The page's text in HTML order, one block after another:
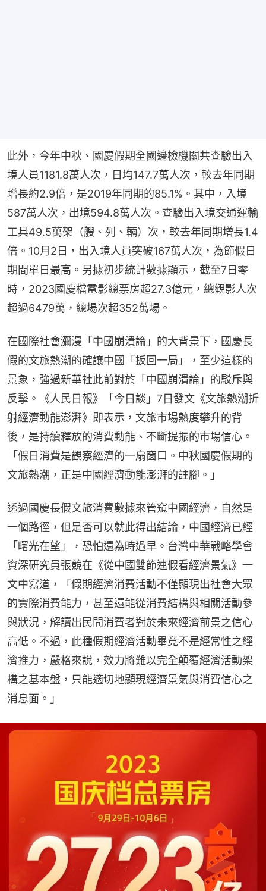
此外，今年中秋、國慶假期全國邊檢機關共查驗出入
境人員1181.8萬人次，日均147.7萬人次，較去年同期
增長約2.9倍，是2019年同期的85.1%。其中，入境
587萬人次，出境594.8萬人次。查驗出入境交通運輸
工具49.5萬架（艘、列、輛）次，較去年同期增長1.4
倍。10月2日，出入境人員突破167萬人次，為節假日
期間單日最高。另據初步統計數據顯示，截至7日零
時，2023國慶檔電影總票房超27.3億元，總觀影人次
超過6479萬，總場次超352萬場。
在國際社會瀰漫「中國崩潰論」的大背景下，國慶長
假的文旅熱潮的確讓中國「扳回一局」，至少這樣的
景象，強過新華社此前對於「中國崩潰論」的駁斥與
反擊。《人民日報》「今日談」7日發文《文旅熱潮折
射經濟動能澎湃》即表示，文旅市場熱度攀升的背
後，是持續釋放的消費動能、不斷提振的市場信心。
「假日消費是觀察經濟的一扇窗口。中秋國慶假期的
文旅熱潮，正是中國經濟動能澎湃的註腳。」
透過國慶長假文旅消費數據來管窺中國經濟，自然是
一個路徑，但是否可以就此得出結論，中國經濟已經
「曙光在望」，恐怕還為時過早。台灣中華戰略學會
資深研究員張競在《從中國雙節連假看經濟景氣》一
文中寫道，「假期經濟消費活動不僅顯現出社會大眾
的實際消費能力，甚至還能從消費結構與相關活動參
與狀況，解讀出民間消費者對於未來經濟前景之信心
高低。不過，此種假期經濟活動畢竟不是經常性之經
濟推力，嚴格來說，效力將難以完全顛覆經濟活動架
構之基本盤，只能適切地顯現經濟景氣與消費信心之
消息面。」